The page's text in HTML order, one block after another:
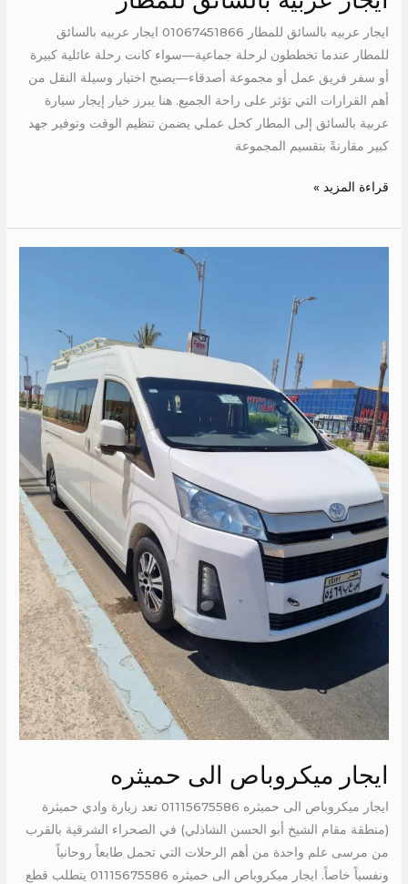
ايجار عربيه بالسائق للمطار 01067451866 ايجار عربيه بالسائق
للمطار عندما تخططون لرحلة جماعية—سواء كانت رحلة عائلية كبيرة
أو سفر فريق عمل أو مجموعة أصدقاء—يصبح اختيار وسيلة النقل من
أهم القرارات التي تؤثر على راحة الجميع. هنا يبرز خيار إيجار سيارة
عربية بالسائق إلى المطار كحل عملي يضمن تنظيم الوقت وتوفير جهد
كبير مقارنةً بتقسيم المجموعة
قراءة المزيد »
ايجار ميكروباص الى حميثره
ايجار ميكروباص الى حميثره 01115675586 تعد زيارة وادي حميثرة
(منطقة مقام الشيخ أبو الحسن الشاذلي) في الصحراء الشرقية بالقرب
من مرسى علم واحدة من أهم الرحلات التي تحمل طابعاً روحانياً
ونفسياً خاصاً. ايجار ميكروباص الى حميثره 01115675586 يتطلب قطع